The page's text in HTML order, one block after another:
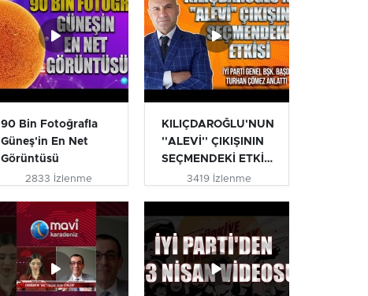
90 Bin Fotoğrafla
Güneş'in En Net
Görüntüsü
2833 İzlenme
KILIÇDAROĞLU'NUN
''ALEVİ'' ÇIKIŞININ
SEÇMENDEKİ ETKİSİ
3419 İzlenme